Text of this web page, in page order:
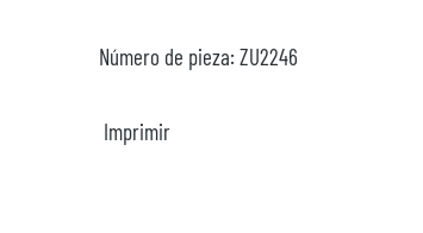
Número de pieza: ZU2246
Imprimir